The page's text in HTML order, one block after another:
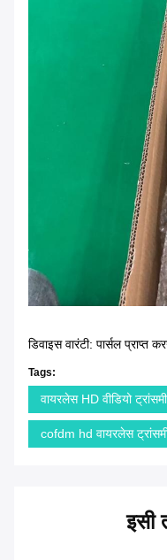
डिवाइस वारंटी: पार्सल प्राप्त
Tags:
वायरलेस HD वीडियो
cofdm hd वायरलेस
इसी